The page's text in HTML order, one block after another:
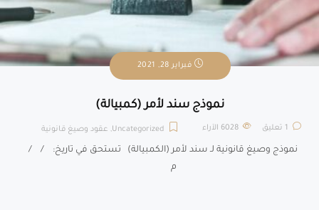
فبراير 28, 2021
نموذج سند لأمر (كمبيالة)
Uncategorized
, عقود وصيغ قانونية 1 تعليق الآراء
نموذج وصيغ قانونية لـ سند لأمر (الكمبيالة) تستحق في تاريخ: / /
م